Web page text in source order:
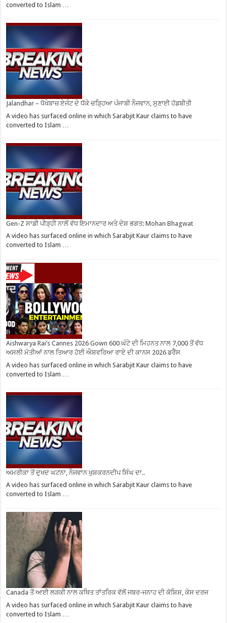
converted to Islam …
Jalandhar – ਧੋਖੇਬਾਜ਼ ਏਜੰਟ ਦੇ ਧੱਕੇ ਚੜ੍ਹਿਆ ਪੰਜਾਬੀ ਨੌਜਵਾਨ, ਸੁਣਾਈ ਹੱਡਬੀਤੀ
A video has surfaced online in which Sarabjit Kaur claims to have
converted to Islam …
Gen-Z ਸਾਡੀ ਪੀੜ੍ਹੀ ਨਾਲੋਂ ਵੱਧ ਇਮਾਨਦਾਰ ਅਤੇ ਦੇਸ਼ ਭਗਤ: Mohan Bhagwat
A video has surfaced online in which Sarabjit Kaur claims to have
converted to Islam …
Aishwarya Rai’s Cannes 2026 Gown 600 ਘੰਟੇ ਦੀ ਮਿਹਨਤ ਨਾਲ 7,000 ਤੋਂ ਵੱਧ
ਅਸਲੀ ਮੋਤੀਆਂ ਨਾਲ ਤਿਆਰ ਹੋਈ ਐਸ਼ਵਰਿਆ ਰਾਏ ਦੀ ਕਾਨਸ 2026 ਡਰੈੱਸ
A video has surfaced online in which Sarabjit Kaur claims to have
converted to Islam …
ਅਮਰੀਕਾ ਤੋਂ ਦੁਖਦ ਘਟਨਾ, ਨੌਜਵਾਨ ਖੁਸ਼ਕਰਨਦੀਪ ਸਿੰਘ ਦਾ..
A video has surfaced online in which Sarabjit Kaur claims to have
converted to Islam …
Canada ਤੋਂ ਆਈ ਲੜਕੀ ਨਾਲ ਕਥਿਤ ਤਾਂਤਰਿਕ ਵੱਲੋਂ ਜਬਰ-ਜਨਾਹ ਦੀ ਕੋਸ਼ਿਸ਼, ਕੇਸ ਦਰਜ
A video has surfaced online in which Sarabjit Kaur claims to have
converted to Islam …